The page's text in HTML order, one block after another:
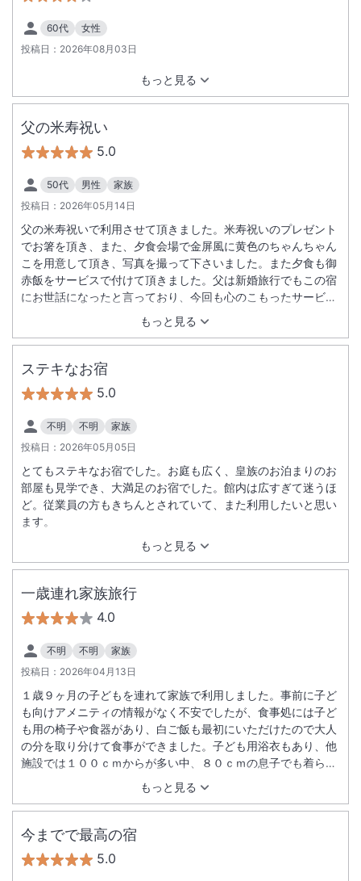
60代
女性
投稿日： 2026年08月03日
もっと見る
父の米寿祝い
5.0
50代 男性
家族
投稿日： 2026年05月14日
もっと見る
父の米寿祝いで利用させて頂きました。米寿祝いのプレゼント
でお箸を頂き、また、夕食会場で金屏風に黄色のちゃんちゃん
こを用意して頂き、写真を撮って下さいました。また夕食も御
赤飯をサービスで付けて頂きました。父は新婚旅行でもこの宿
にお世話になったと言っており、今回も心のこもったサービス
を受けて大変喜んでました。ありがとうございました。
ステキなお宿
5.0
不明 不明
家族
投稿日： 2026年05月05日
もっと見る
とてもステキなお宿でした。お庭も広く、皇族のお泊まりのお
部屋も見学でき、大満足のお宿でした。館内は広すぎて迷うほ
ど。従業員の方もきちんとされていて、また利用したいと思い
ます。
一歳連れ家族旅行
4.0
不明 不明
家族
投稿日： 2026年04月13日
もっと見る
１歳９ヶ月の子どもを連れて家族で利用しました。事前に子ど
も向けアメニティの情報がなく不安でしたが、食事処には子ど
も用の椅子や食器があり、白ご飯も最初にいただけたので大人
の分を取り分けて食事ができました。子ども用浴衣もあり、他
施設では１００ｃｍからが多い中、８０ｃｍの息子でも着られ
て可愛い写真が撮れました。部屋風呂はやや古さや黒ずみが気
になり、ドライヤーも乾きにくかった点だけ残念でしたが、全
体的にはとても満足です。子ども用浴衣があったのは特に良か
ったです。
今までで最高の宿
5.0